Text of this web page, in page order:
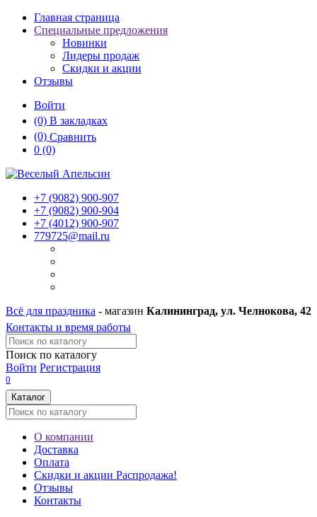
Главная страница
Специальные предложения
Новинки
Лидеры продаж
Скидки и акции
Отзывы
Войти
(0) В закладках
(0) Сравнить
0 (0)
+7 (9082) 900-907
+7 (9082) 900-904
+7 (4012) 900-907
779725@mail.ru
Всё для праздника - магазин Калининград, ул. Челнокова, 42
Контакты и время работы
Поиск по каталогу
Войти Регистрация
0
Каталог
О компании
Доставка
Оплата
Скидки и акции Распродажа!
Отзывы
Контакты